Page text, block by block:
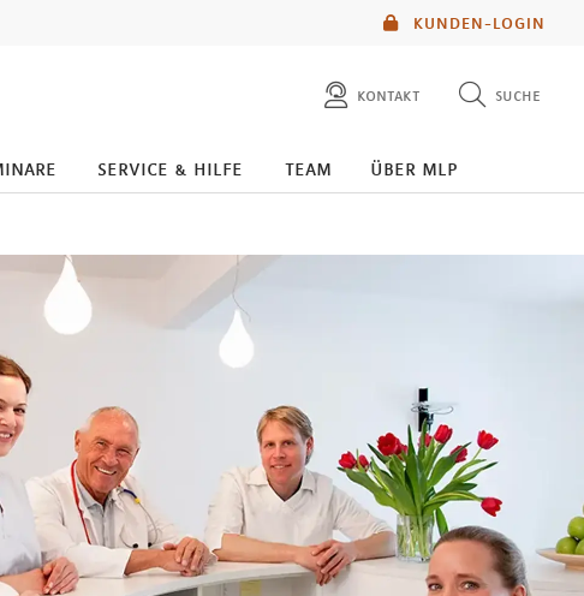
KUNDEN-LOGIN
kontakt suche
diese website durchsuchen
service & hilfe team über mlp